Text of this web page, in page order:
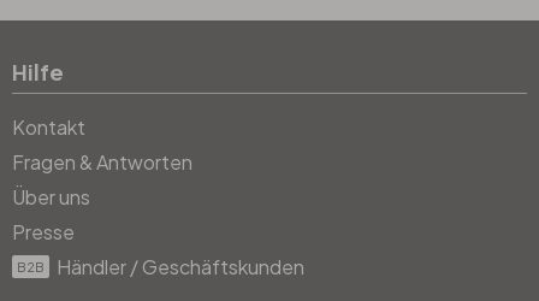
Hilfe
Kontakt
Fragen & Antworten
Über uns
Presse
B2B Händler / Geschäftskunden